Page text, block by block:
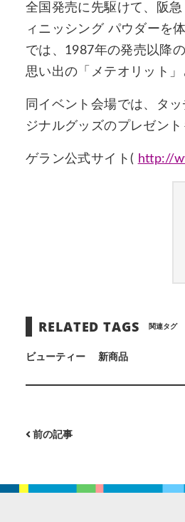
全国発売に先駆けて、阪
ィニッシング パウダーを
では、1987年の発売以降
思い出の「メテオリット
同イベント会場では、タ
ジナルグッズのプレゼン
ゲラン公式サイト( http://
RELATED TAGS 関連タグ
ビューティー 新商品
前の記事